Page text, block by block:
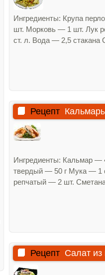
Ингредиенты: Крупа
шт. Морковь — 1 шт. Лук
ст. л. Вода — 2,5 стакана
Рецепт
Ингредиенты: Кальмар —
твердый — 50 г Мука — 1
репчатый — 2 шт.
Рецепт Салат из